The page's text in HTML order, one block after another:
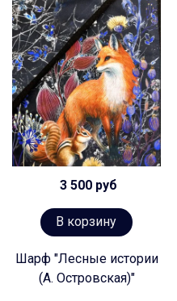
3 500 руб
В корзину
Шарф "Лесные истории
(А. Островская)"